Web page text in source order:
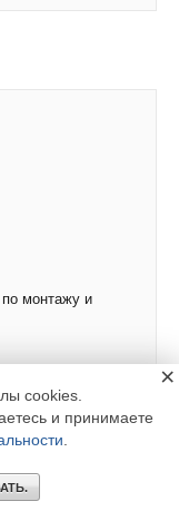
монтажу и
cookies.
и принимаете
×